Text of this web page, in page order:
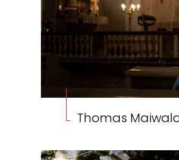
Thomas